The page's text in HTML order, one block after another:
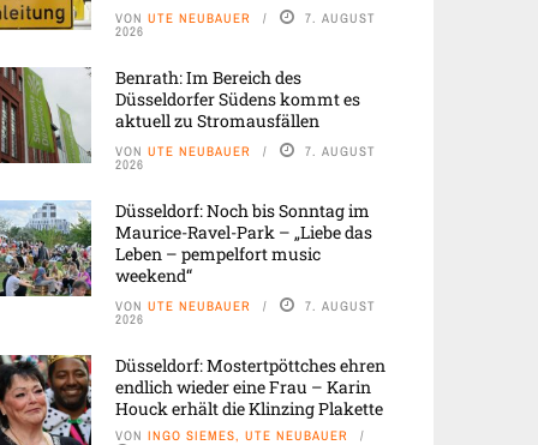
VON UTE NEUBAUER 7. AUGUST
2026
Benrath: Im Bereich des
Düsseldorfer Südens kommt es
aktuell zu Stromausfällen
VON UTE NEUBAUER 7. AUGUST
2026
Düsseldorf: Noch bis Sonntag im
Maurice-Ravel-Park – „Liebe das
Leben – pempelfort music
weekend“
VON UTE NEUBAUER 7. AUGUST
2026
Düsseldorf: Mostertpöttches ehren
endlich wieder eine Frau – Karin
Houck erhält die Klinzing Plakette
VON INGO SIEMES, UTE NEUBAUER